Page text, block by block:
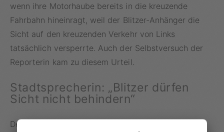
wenn ihre Motorhaube bereits in die kreuzende
Fahrbahn hineinragt, weil der Blitzer-Anhänger die
Sicht auf den kreuzenden Verkehr von Links
tatsächlich versperrte. Auch der Selbstversuch der
Reporterin kam zu diesem Urteil.
Stadtsprecherin: „Blitzer dürfen
Sicht nicht behindern“
Der Kreis Herford ist für die Aufstellung des Blitzer-